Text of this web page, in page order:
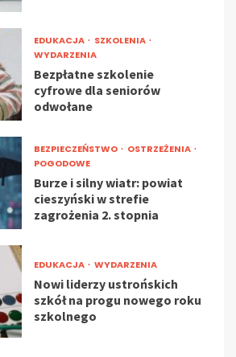
EDUKACJA
SZKOLENIA
WYDARZENIA
Bezpłatne szkolenie
cyfrowe dla seniorów
odwołane
BEZPIECZEŃSTWO
OSTRZEŻENIA
POGODOWE
Burze i silny wiatr: powiat
cieszyński w strefie
zagrożenia 2. stopnia
EDUKACJA WYDARZENIA
Nowi liderzy ustrońskich
szkół na progu nowego roku
szkolnego